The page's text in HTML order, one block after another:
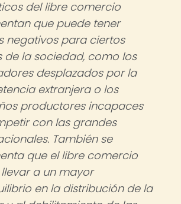
del libre comercio
que puede tener
negativos para ciertos
de la sociedad, como los
desplazados por la
extranjera o los
productores incapaces
con las grandes
También se
que el libre comercio
a un mayor
en la distribución de la